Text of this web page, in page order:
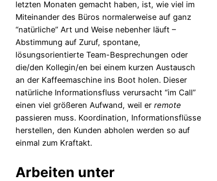
letzten Monaten gemacht haben, ist, wie viel im
Miteinander des Büros normalerweise auf ganz
“natürliche” Art und Weise nebenher läuft –
Abstimmung auf Zuruf, spontane,
lösungsorientierte Team-Besprechungen oder
die/den Kollegin/en bei einem kurzen Austausch
an der Kaffeemaschine ins Boot holen. Dieser
natürliche Informationsfluss verursacht “im Call”
einen viel größeren Aufwand, weil er remote
passieren muss. Koordination, Informationsflüsse
herstellen, den Kunden abholen werden so auf
einmal zum Kraftakt.
Arbeiten unter